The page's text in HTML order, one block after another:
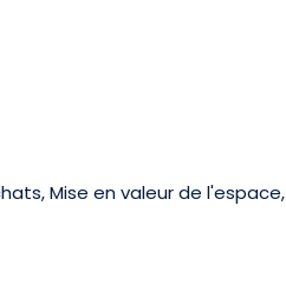
Mise en valeur de